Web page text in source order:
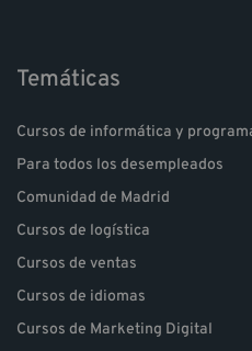
Temáticas
Cursos de informática y
Para todos los desempleados
Comunidad de Madrid
Cursos de logística
Cursos de ventas
Cursos de idiomas
Cursos de Marketing Digital